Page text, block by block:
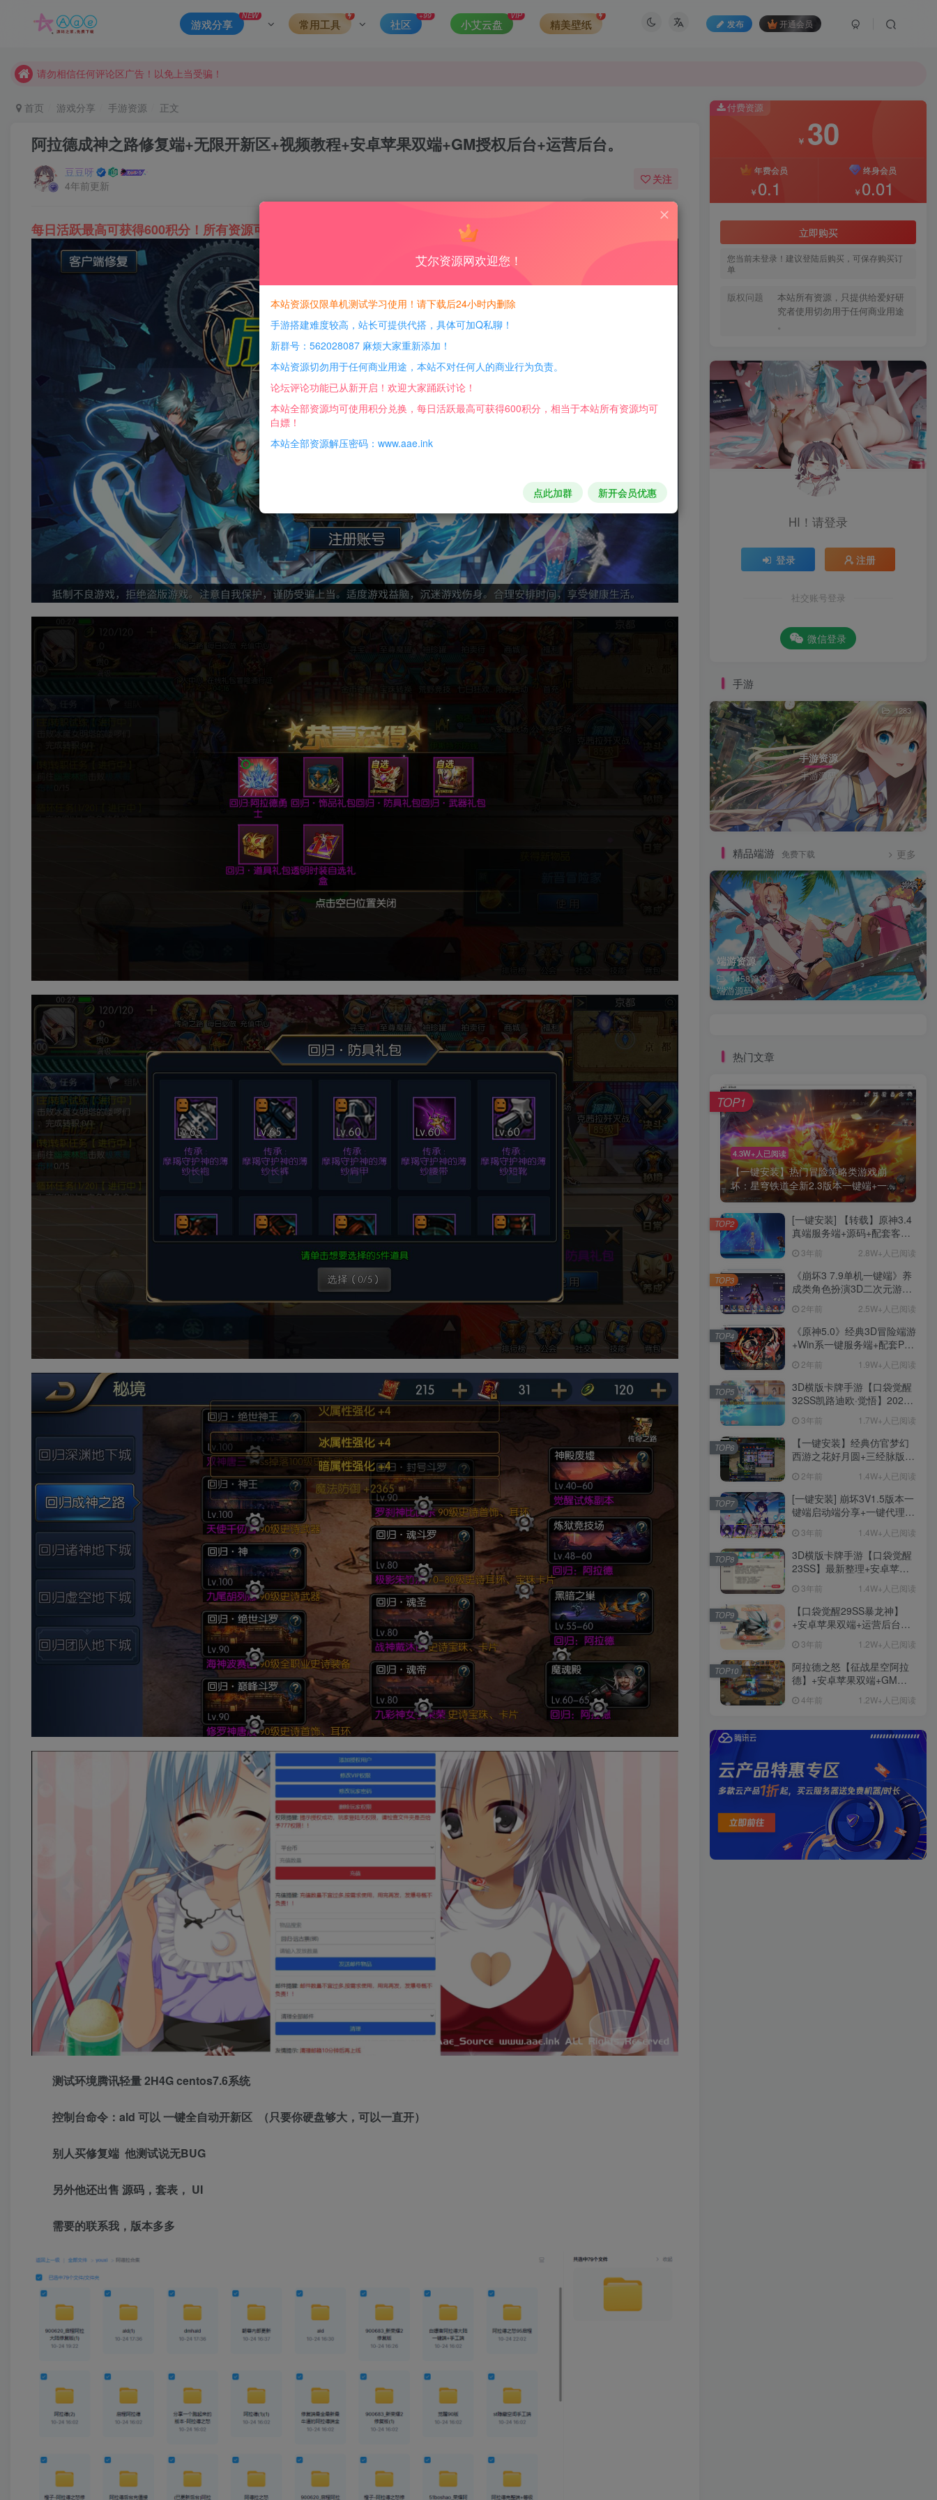
发布 开通会员
游戏分享
NEW
常用工具 社区
+99
小艾云盘
VIP
精美壁纸
现在赞助会员享受专属折扣，详情点击此条公告。
本网站的文章部分内容可能来源于网络，仅供大家学习与参考，如有侵权，请联系站长QQ466107887进行删除处理。
首页 游戏分享 手游资源 正文
阿拉德成神之路修复端+无限开新区+视频教程+安卓苹果双端+GM授权后台+运营后台。
豆豆呀
4年前更新
关注
每日活跃最高可获得600积分！所有资源可以使用积分免费兑换！
测试环境腾讯轻量 2H4G centos7.6系统
控制台命令：ald 可以 一键全自动开新区 （只要你硬盘够大，可以一直开）
别人买修复端 他测试说无BUG
另外他还出售 源码，套表， UI
需要的联系我，版本多多
付费资源
￥ 30
年费会员
￥ 0.1
终身会员
￥ 0.01
立即购买
您当前未登录！建议登陆后购买，可保存购买订
单
版权问题
本站所有资源，只提供给爱好研
究者使用切勿用于任何商业用途
HI！请登录
登录 注册
社交账号登录
微信登录
手游
手游资源
手游源码
1283
精品端游 免费下载 更多
端游资源
1458篇文章
端游源码
热门文章
4.3W+人已阅读
【一键安装】热门冒险策略类游戏崩
坏：星穹铁道全新2.3版本一键端+一...
TOP1
[一键安装] 【转载】原神3.4
真端服务端+源码+配套客户
说明文件
3年前 2.8W+人已阅读
TOP2
《崩坏3 7.9单机一键端》养
成类角色扮演3D二次元游
用、无限资源、附带保姆级
安装教程
2年前 2.5W+人已阅读
TOP3
《原神5.0》经典3D冒险端游
+Win系一键服务端+配套PC
池文件
2年前 1.9W+人已阅读
TOP4
3D横版卡牌手游【口袋觉醒
32SS凯路迪欧·觉悟】2023
+支付对接+安卓苹果双端+运
营后台+GM授权后台+代理
后台
3年前 1.7W+人已阅读
TOP5
【一键安装】经典仿官梦幻
西游之花好月圆+三经脉版本
卡+剧情活动+视频搭建及其
他修改资料
2年前 1.4W+人已阅读
TOP6
[一键安装] 崩坏3V1.5版本一
键端启动端分享+一键代理
ID+详细指令+极简一键修改
3年前 1.4W+人已阅读
TOP7
3D横版卡牌手游【口袋觉醒
23SS】最新整理+安卓苹果
细搭建教程
3年前 1.4W+人已阅读
TOP8
【口袋觉醒29SS暴龙神】
+安卓苹果双端+运营后台
端 3年前 1.2W+人已阅读
TOP9
阿拉德之怒【征战星空阿拉
德】+安卓苹果双端+GM授
+详细教程
4年前 1.2W+人已阅读
TOP10
艾尔资源网欢迎您！
本站资源仅限单机测试学习使用！请下载后24小时内删除
手游搭建难度较高，站长可提供代搭，具体可加Q私聊！
新群号：562028087 麻烦大家重新添加！
本站资源切勿用于任何商业用途，本站不对任何人的商业行为负责。
论坛评论功能已从新开启！欢迎大家踊跃讨论！
本站全部资源均可使用积分兑换，每日活跃最高可获得600积分，相当于本站所有资源均可
白嫖！
本站全部资源解压密码：www.aae.ink
点此加群 新开会员优惠